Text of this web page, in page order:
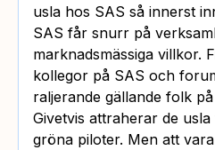
usla hos SAS så innerst
SAS får snurr på
marknadsmässiga villkor.
kollegor på SAS och
raljerande gällande folk
Givetvis attraherar de
gröna piloter. Men att